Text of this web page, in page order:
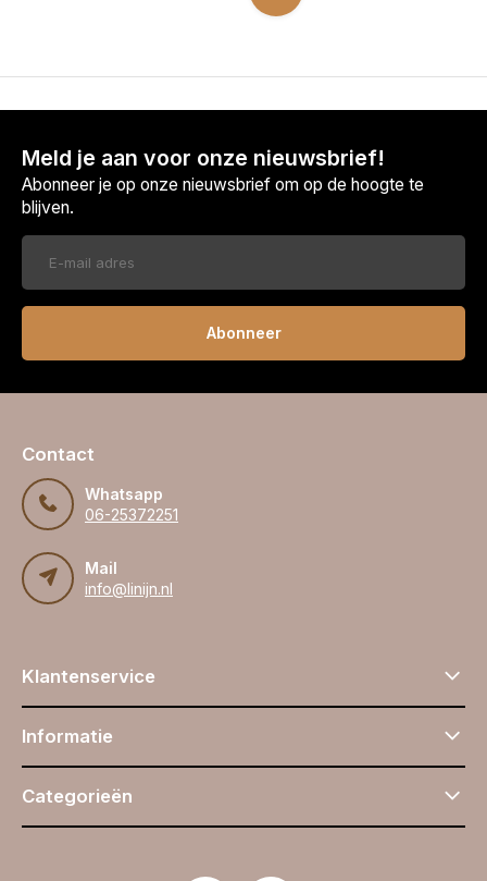
Meld je aan voor onze nieuwsbrief!
Abonneer je op onze nieuwsbrief om op de hoogte te
blijven.
Abonneer
Contact
Whatsapp
06-25372251
Mail
info@linijn.nl
Klantenservice
Informatie
Categorieën